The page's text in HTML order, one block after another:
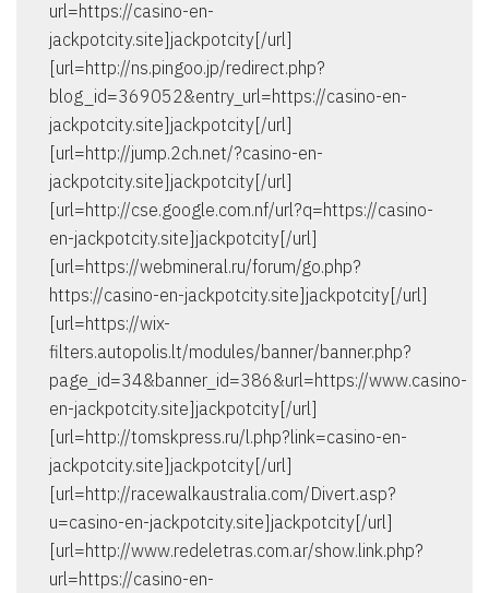
url=https://casino-en-
jackpotcity.site]jackpotcity[/url]
[url=http://ns.pingoo.jp/redirect.php?
blog_id=369052&entry_url=https://casino-en-
jackpotcity.site]jackpotcity[/url]
[url=http://jump.2ch.net/?casino-en-
jackpotcity.site]jackpotcity[/url]
[url=http://cse.google.com.nf/url?q=https://casino-
en-jackpotcity.site]jackpotcity[/url]
[url=https://webmineral.ru/forum/go.php?
https://casino-en-jackpotcity.site]jackpotcity[/url]
[url=https://wix-
filters.autopolis.lt/modules/banner/banner.php?
page_id=34&banner_id=386&url=https://www.casino-
en-jackpotcity.site]jackpotcity[/url]
[url=http://tomskpress.ru/l.php?link=casino-en-
jackpotcity.site]jackpotcity[/url]
[url=http://racewalkaustralia.com/Divert.asp?
u=casino-en-jackpotcity.site]jackpotcity[/url]
[url=http://www.redeletras.com.ar/show.link.php?
url=https://casino-en-